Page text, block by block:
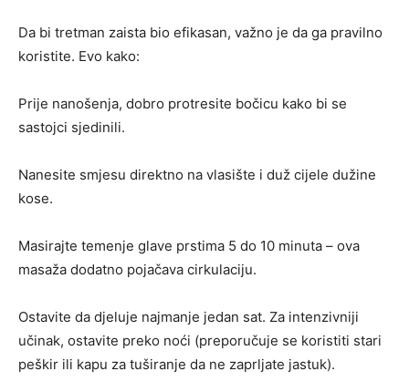
Da bi tretman zaista bio efikasan, važno je da ga pravilno
koristite. Evo kako:
Prije nanošenja, dobro protresite bočicu kako bi se
sastojci sjedinili.
Nanesite smjesu direktno na vlasište i duž cijele dužine
kose.
Masirajte temenje glave prstima 5 do 10 minuta – ova
masaža dodatno pojačava cirkulaciju.
Ostavite da djeluje najmanje jedan sat. Za intenzivniji
učinak, ostavite preko noći (preporučuje se koristiti stari
peškir ili kapu za tuširanje da ne zaprljate jastuk).